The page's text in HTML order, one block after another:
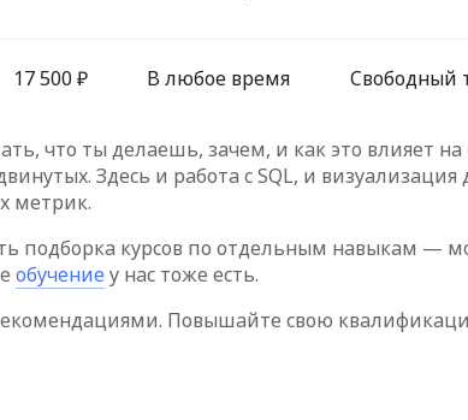
17 500 ₽ Свободный
В любое время
что ты делаешь, зачем, и как это влияет на
Здесь и работа с SQL, и визуализация
метрик.
подборка курсов по отдельным навыкам —
обучение у нас тоже есть.
Повышайте свою